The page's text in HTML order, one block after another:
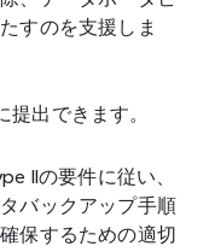
すのを支援しま
提出できます。
IIの要件に従い、
バックアップ手順
保するための適切